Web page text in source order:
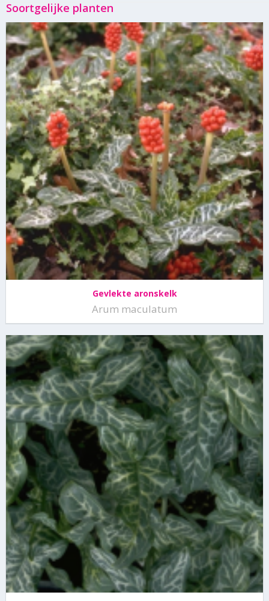
Soortgelijke planten
Gevlekte aronskelk
Arum maculatum